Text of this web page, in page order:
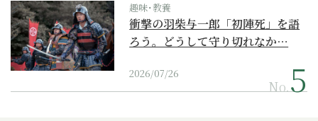
趣味･教養
衝撃の羽柴与一郎「初陣死」を語
ろう。どうして守り切れなか…
2026/07/26
No.